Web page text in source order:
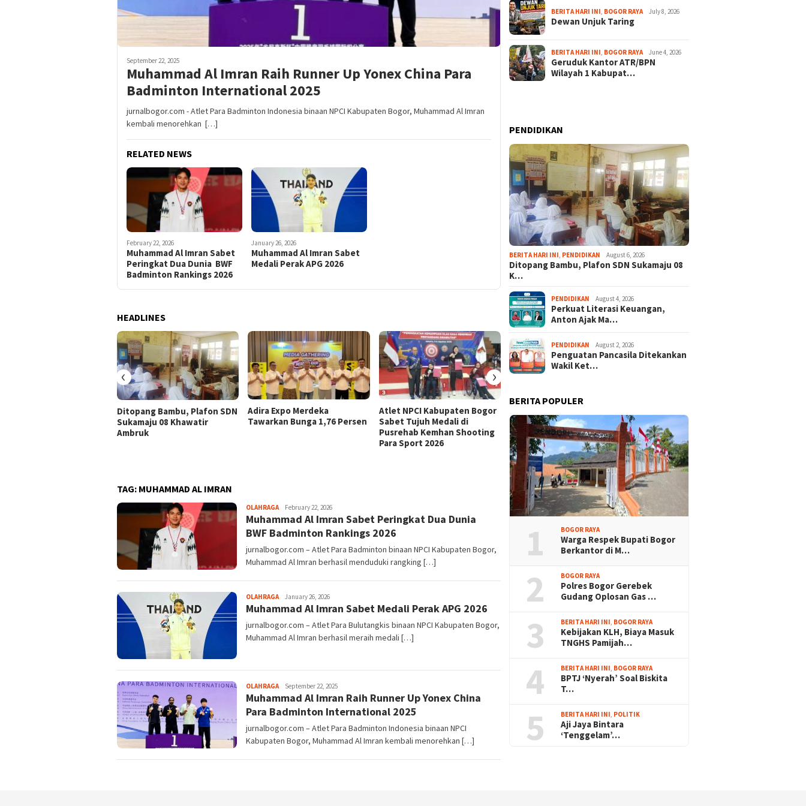
September 22, 2025
Muhammad Al Imran Raih Runner Up Yonex China Para
Badminton International 2025
jurnalbogor.com - Atlet Para Badminton Indonesia binaan NPCI Kabupaten Bogor, Muhammad Al Imran
kembali menorehkan […]
RELATED NEWS
February 22, 2026
Muhammad Al Imran Sabet
Peringkat Dua Dunia BWF
Badminton Rankings 2026
January 26, 2026
Muhammad Al Imran Sabet
Medali Perak APG 2026
HEADLINES
Ditopang Bambu, Plafon SDN
Sukamaju 08 Khawatir
Ambruk
Adira Expo Merdeka
Tawarkan Bunga 1,76 Persen
Atlet NPCI Kabupaten Bogor
Sabet Tujuh Medali di
Pusrehab Kemhan Shooting
Para Sport 2026
Ratusan Peserta Ikuti Tour
Malasari Halimun Salak 2026
Pembangunan Wisma dan
Sarana Latihan Atlet NPCI
‹ ›
TAG: MUHAMMAD AL IMRAN
OLAHRAGAAga
Alamanda
February 22, 2026
Muhammad Al Imran Sabet Peringkat Dua Dunia
BWF Badminton Rankings 2026
jurnalbogor.com – Atlet Para Badminton binaan NPCI Kabupaten Bogor,
Muhammad Al Imran berhasil menduduki rangking […]
OLAHRAGAAga
Alamanda
January 26, 2026
Muhammad Al Imran Sabet Medali Perak APG 2026
jurnalbogor.com – Atlet Para Bulutangkis binaan NPCI Kabupaten Bogor,
Muhammad Al Imran berhasil meraih medali […]
OLAHRAGAAga
Alamanda
September 22, 2025
Muhammad Al Imran Raih Runner Up Yonex China
Para Badminton International 2025
jurnalbogor.com – Atlet Para Badminton Indonesia binaan NPCI
Kabupaten Bogor, Muhammad Al Imran kembali menorehkan […]
BERITA HARI INI BOGOR RAYA July 8, 2026
Dewan Unjuk Taring
BERITA HARI INI BOGOR RAYA June 4, 2026
Geruduk Kantor ATR/BPN
Wilayah 1 Kabupat…
PENDIDIKAN
BERITA HARI INI PENDIDIKAN August 6, 2026
Ditopang Bambu, Plafon SDN Sukamaju 08
K…
PENDIDIKAN August 4, 2026
Perkuat Literasi Keuangan,
Anton Ajak Ma…
PENDIDIKAN August 2, 2026
Penguatan Pancasila Ditekankan
Wakil Ket…
BERITA POPULER
1 BOGOR RAYA
Warga Respek Bupati Bogor
Berkantor di M…
2 BOGOR RAYA
Polres Bogor Gerebek
Gudang Oplosan Gas …
3 BERITA HARI INI, BOGOR RAYA
Kebijakan KLH, Biaya Masuk
TNGHS Pamijah…
4 BERITA HARI INI, BOGOR RAYA
BPTJ ‘Nyerah’ Soal Biskita
T…
5 BERITA HARI INI, POLITIK
Aji Jaya Bintara
‘Tenggelam’…